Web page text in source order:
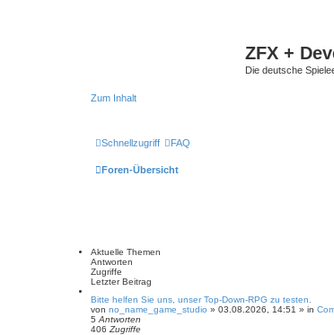
ZFX +
Die deutsche
Zum Inhalt
Schnellzugriff FAQ
Foren-Übersicht
Aktuelle Themen
Antworten
Zugriffe
Letzter Beitrag
Bitte helfen Sie uns, unser Top-Down-RPG zu testen.
von no_name_game_studio » 03.08.2026, 14:51 » in
5 Antworten
406 Zugriffe